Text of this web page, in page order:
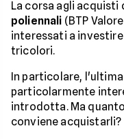
La corsa agli acquisti
poliennali (BTP
interessati a
tricolori.
In particolare,
particolarmente
introdotta. Ma
conviene acquistarli?